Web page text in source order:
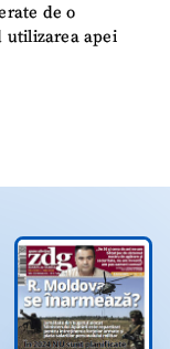
de o
utilizarea apei